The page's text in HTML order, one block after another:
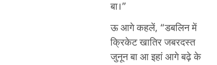
बा।”
ऊ आगे कहलें, “डबलिन में
क्रिकेट खातिर जबरदस्त
जुनून बा आ इहां आगे बढ़े के